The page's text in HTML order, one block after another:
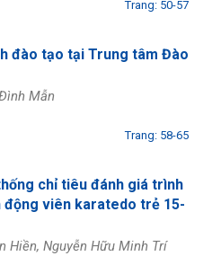
Trang: 50-57
đào tạo tại Trung tâm Đào
Mẫn
Trang: 58-65
chỉ tiêu đánh giá trình
động viên karatedo trẻ 15-
Hiền, Nguyễn Hữu Minh Trí